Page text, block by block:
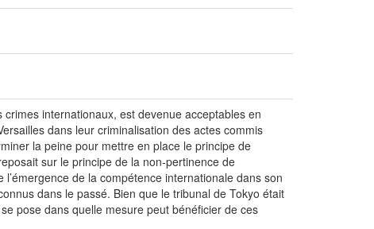
internationaux, est devenue acceptables en
dans leur criminalisation des actes commis
la peine pour mettre en place le principe de
sur le principe de la non-pertinence de
de la compétence internationale dans son
dans le passé. Bien que le tribunal de Tokyo était
pose dans quelle mesure peut bénéficier de ces